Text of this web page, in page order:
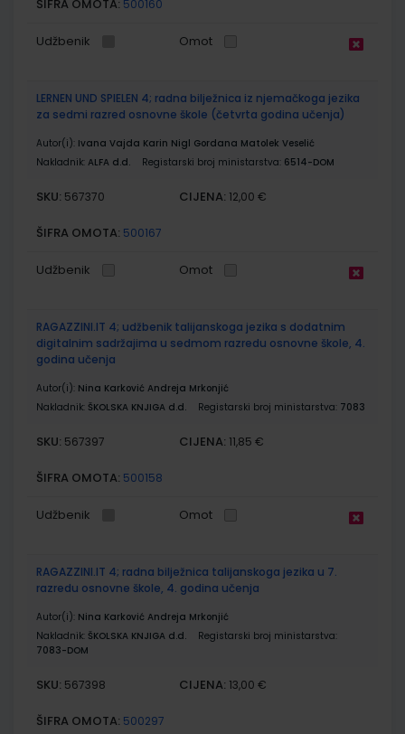
ŠIFRA OMOTA: 500160
Udžbenik Omot
LERNEN UND SPIELEN 4; radna bilježnica iz njemačkoga jezika
za sedmi razred osnovne škole (četvrta godina učenja)
Autor(i): Ivana Vajda Karin Nigl Gordana Matolek Veselić
Nakladnik: ALFA d.d. Registarski broj ministarstva: 6514-DOM
SKU: 567370 CIJENA: 12,00 €
ŠIFRA OMOTA: 500167
Udžbenik Omot
RAGAZZINI.IT 4; udžbenik talijanskoga jezika s dodatnim
digitalnim sadržajima u sedmom razredu osnovne škole, 4.
godina učenja
Autor(i): Nina Karković Andreja Mrkonjić
Nakladnik: ŠKOLSKA KNJIGA d.d. Registarski broj ministarstva: 7083
SKU: 567397 CIJENA: 11,85 €
ŠIFRA OMOTA: 500158
Udžbenik Omot
RAGAZZINI.IT 4; radna bilježnica talijanskoga jezika u 7.
razredu osnovne škole, 4. godina učenja
Autor(i): Nina Karković Andreja Mrkonjić
Nakladnik: ŠKOLSKA KNJIGA d.d.
Registarski broj ministarstva:
7083-DOM
SKU: 567398 CIJENA: 13,00 €
ŠIFRA OMOTA: 500297